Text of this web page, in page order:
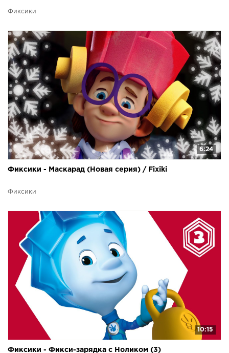
Фиксики
6:24
Фиксики - Маскарад (Новая серия) / Fixiki
Фиксики
10:15
Фиксики - Фикси-зарядка с Ноликом (3)